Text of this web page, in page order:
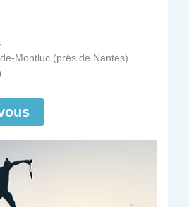
Montluc (près de Nantes)